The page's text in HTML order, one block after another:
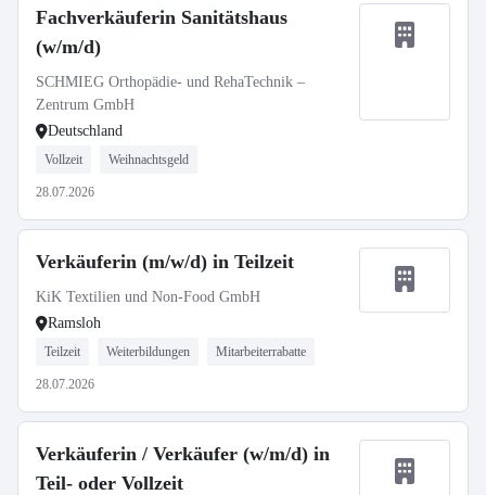
Fachverkäuferin Sanitätshaus
(w/m/d)
SCHMIEG Orthopädie- und RehaTechnik –
Zentrum GmbH
Deutschland
Vollzeit Weihnachtsgeld
28.07.2026
Verkäuferin (m/w/d) in Teilzeit
KiK Textilien und Non-Food GmbH
Ramsloh
Teilzeit Weiterbildungen Mitarbeiterrabatte
28.07.2026
Verkäuferin / Verkäufer (w/m/d) in
Teil- oder Vollzeit